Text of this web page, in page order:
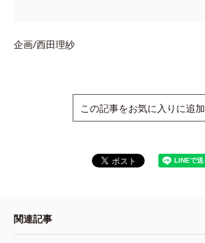
企画/西田理紗
この記事をお気に入りに追加
関連記事